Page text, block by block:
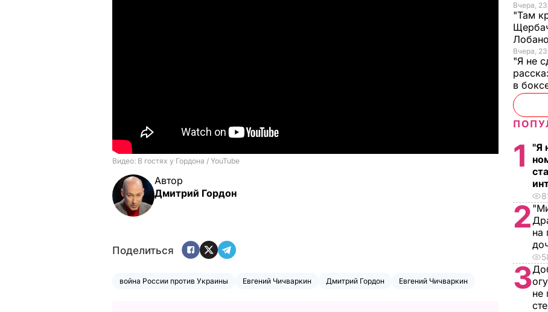
Автор
Дмитрий Гордон
Поделиться
война России против Украины Евгений Чичваркин Дмитрий Гордон Евгений Чичваркин
Вчера,
"Там
Вчера,
"Я не
в
1
"Я
2 на
3не